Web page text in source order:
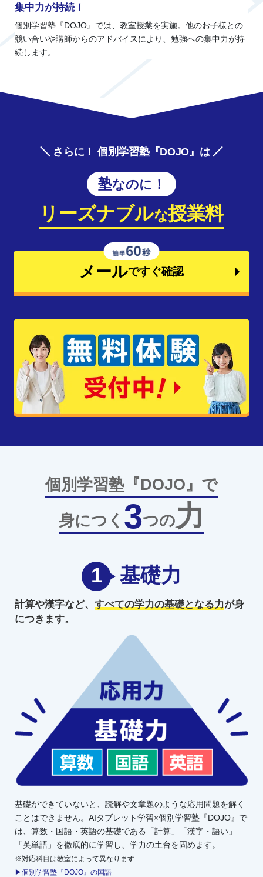
集中力が持続！
個別学習塾『DOJO』では、教室授業を実施。他のお子様との
競い合いや講師からのアドバイスにより、勉強への集中力が持
続します。
さらに！ 個別学習塾『DOJO』は
塾なのに！
リーズナブルな授業料
メールですぐ確認
個別学習塾『DOJO』で
身につく 3つの力
1 基礎力
計算や漢字など、 すべての学力の基礎となる力が身
につきます。
基礎ができていないと、読解や文章題のような応用問題を解く
ことはできません。AIタブレット学習×個別学習塾『DOJO』で
は、算数・国語・英語の基礎である「計算」「漢字・語い」
「英単語」を徹底的に学習し、学力の土台を固めます。
※対応科目は教室によって異なります
▶個別学習塾『DOJO』の国語